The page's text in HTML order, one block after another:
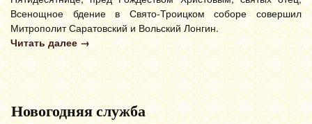
Всенощное бдение в Свято-Троицком соборе совершил
Митрополит Саратовский и Вольский Лонгин.
Читать далее →
Новогодняя служба